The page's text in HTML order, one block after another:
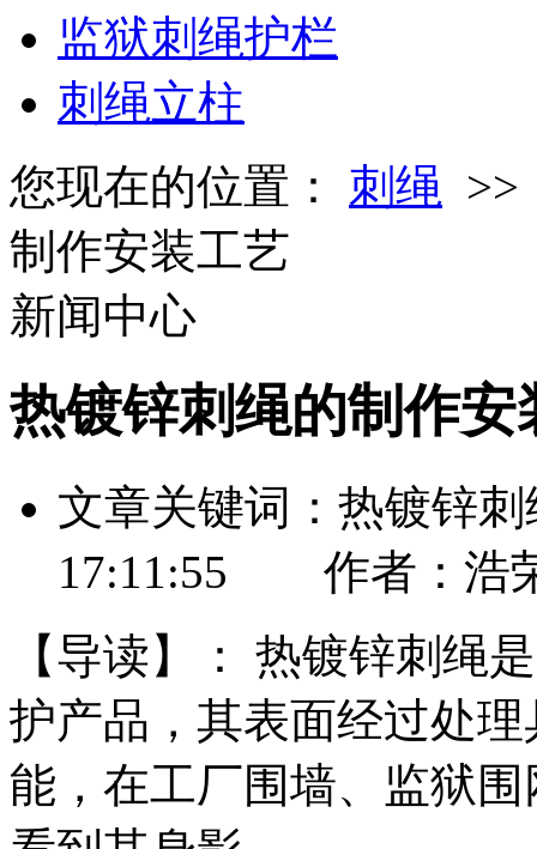
监狱刺绳护栏
刺绳立柱
您现在的位置： 刺绳
制作安装工艺
新闻中心
热镀锌刺绳的制作安
文章关键词：热镀锌
17:11:55 作者：
【导读】：
热镀锌刺绳
护产品，其表面经过处
能，在工厂围墙、监狱